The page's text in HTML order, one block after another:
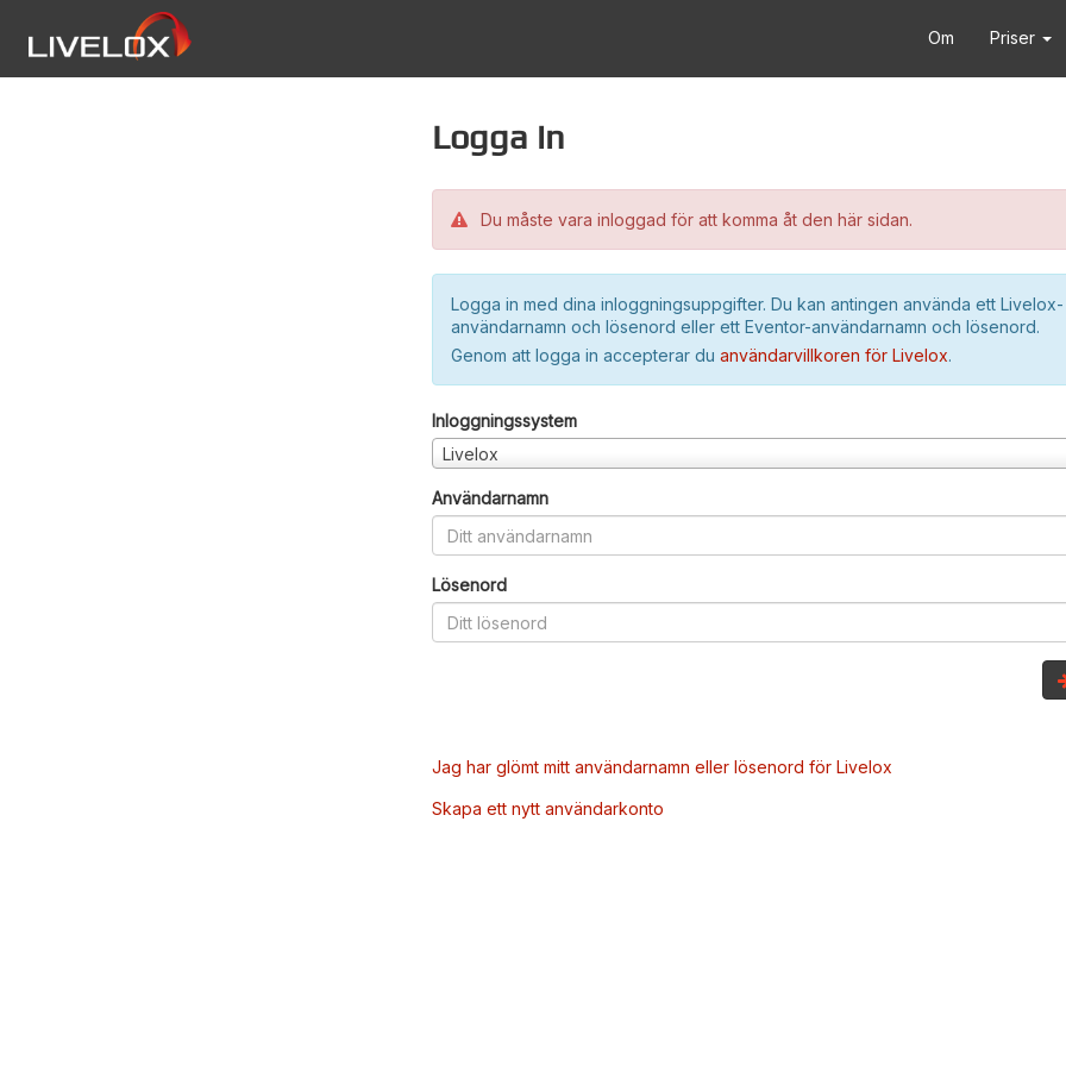
Om Priser
Logga in
Du måste vara inloggad för att komma åt den här sidan.
Logga in med dina inloggningsuppgifter. Du kan antingen använda ett Livelox-
användarnamn och lösenord eller ett Eventor-användarnamn och lösenord.
Genom att logga in accepterar du användarvillkoren för Livelox.
Inloggningssystem
Livelox
Användarnamn
Lösenord
Jag har glömt mitt användarnamn eller lösenord för Livelox
Skapa ett nytt användarkonto